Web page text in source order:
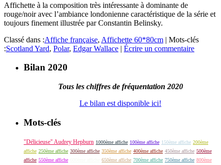
Affichette à la composition très intéressante à dominante de
rouge/noir avec l’ambiance londonienne caractéristique de la série et
toujours finement illustrée par Constantin Belinsky.
Classé dans :Affiche française, Affichette 60*80cm | Mots-clés
:Scotland Yard, Polar, Edgar Wallace | Écrire un commentaire
Bilan 2020
Tous les chiffres de fréquentation 2020
Le bilan est disponible ici!
Mots-clés
"Délicieuse" Audrey Hepburn 1000ème affiche 100ème affiche 150ème affiche 200ème
affiche 250ème affiche 300ème affiche 350ème affiche 400ème affiche 450ème affiche 500ème
affiche 550ème affiche 650ème affiche 700ème affiche 750ème affiche 800ème